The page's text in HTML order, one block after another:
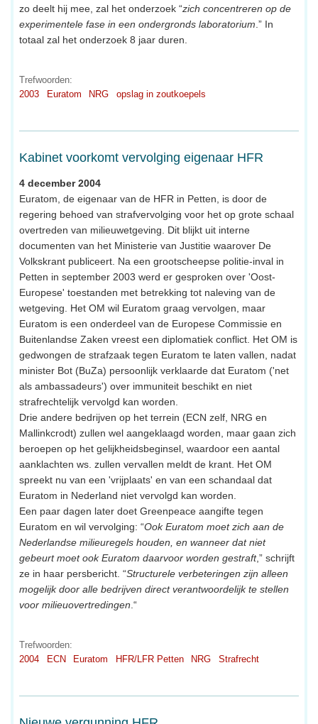
zo deelt hij mee, zal het onderzoek “zich concentreren op de
experimentele fase in een ondergronds laboratorium .” In
totaal zal het onderzoek 8 jaar duren.
Trefwoorden:
2003
Euratom NRG opslag in zoutkoepels
Kabinet voorkomt vervolging eigenaar HFR
4 december 2004
Euratom, de eigenaar van de HFR in Petten, is door de
regering behoed van strafvervolging voor het op grote schaal
overtreden van milieuwetgeving. Dit blijkt uit interne
documenten van het Ministerie van Justitie waarover De
Volkskrant publiceert. Na een grootscheepse politie-inval in
Petten in september 2003 werd er gesproken over 'Oost-
Europese' toestanden met betrekking tot naleving van de
wetgeving. Het OM wil Euratom graag vervolgen, maar
Euratom is een onderdeel van de Europese Commissie en
Buitenlandse Zaken vreest een diplomatiek conflict. Het OM is
gedwongen de strafzaak tegen Euratom te laten vallen, nadat
minister Bot (BuZa) persoonlijk verklaarde dat Euratom ('net
als ambassadeurs') over immuniteit beschikt en niet
strafrechtelijk vervolgd kan worden.
Drie andere bedrijven op het terrein (ECN zelf, NRG en
Mallinkcrodt) zullen wel aangeklaagd worden, maar gaan zich
beroepen op het gelijkheidsbeginsel, waardoor een aantal
aanklachten ws. zullen vervallen meldt de krant. Het OM
spreekt nu van een 'vrijplaats' en van een schandaal dat
Euratom in Nederland niet vervolgd kan worden.
Een paar dagen later doet Greenpeace aangifte tegen
Euratom en wil vervolging: “Ook Euratom moet zich aan de
Nederlandse milieuregels houden, en wanneer dat niet
gebeurt moet ook Euratom daarvoor worden gestraft,” schrijft
ze in haar persbericht. “Structurele verbeteringen zijn alleen
mogelijk door alle bedrijven direct verantwoordelijk te stellen
voor milieuovertredingen .“
Trefwoorden:
2004
ECN Euratom HFR/LFR Petten NRG Strafrecht